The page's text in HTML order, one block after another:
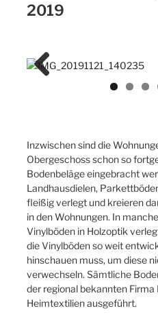
2019
Inzwischen sind die
Obergeschoss schon so
Bodenbeläge eingebracht
Landhausdielen,
fleißig verlegt und kreieren
in den Wohnungen. In
Vinylböden in Holzoptik
die Vinylböden so weit
hinschauen muss, um diese
verwechseln. Sämtliche
der regional bekannten
Heimtextilien ausgeführt.